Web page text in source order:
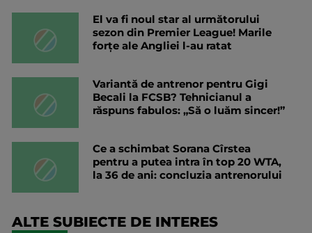
El va fi noul star al următorului
sezon din Premier League! Marile
forțe ale Angliei l-au ratat
Variantă de antrenor pentru Gigi
Becali la FCSB? Tehnicianul a
răspuns fabulos: „Să o luăm sincer!”
Ce a schimbat Sorana Cîrstea
pentru a putea intra în top 20 WTA,
la 36 de ani: concluzia antrenorului
ALTE SUBIECTE DE INTERES